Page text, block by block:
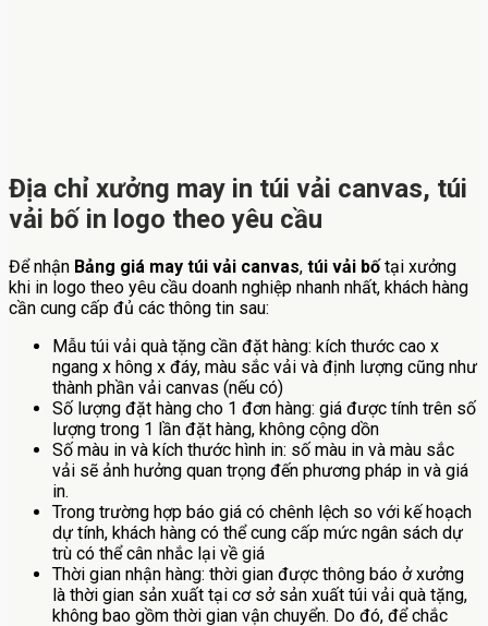
Địa chỉ xưởng may in túi vải canvas, túi
vải bố in logo theo yêu cầu
Để nhận Bảng giá may túi vải canvas, túi vải bốtại xưởng
khi in logo theo yêu cầu doanh nghiệp nhanh nhất, khách hàng
cần cung cấp đủ các thông tin sau:
Mẫu túi vải quà tặng cần đặt hàng: kích thước cao x
ngang x hông x đáy, màu sắc vải và định lượng cũng như
thành phần vải canvas (nếu có)
Số lượng đặt hàng cho 1 đơn hàng: giá được tính trên số
lượng trong 1 lần đặt hàng, không cộng dồn
Số màu in và kích thước hình in: số màu in và màu sắc
vải sẽ ảnh hưởng quan trọng đến phương pháp in và giá
in.
Trong trường hợp báo giá có chênh lệch so với kế hoạch
dự tính, khách hàng có thể cung cấp mức ngân sách dự
trù có thể cân nhắc lại về giá
Thời gian nhận hàng: thời gian được thông báo ở xưởng
là thời gian sản xuất tại cơ sở sản xuất túi vải quà tặng,
không bao gồm thời gian vận chuyển. Do đó, để chắc